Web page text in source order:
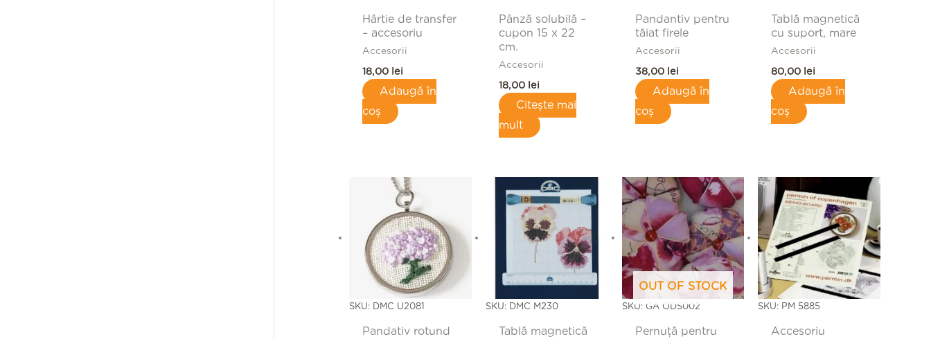
Hârtie de transfer
– accesoriu
Accesorii
18,00 lei
Adaugă în
coș
Pânză solubilă –
cupon 15 x 22
cm.
Accesorii
18,00 lei
Citește mai
mult
Pandantiv pentru
tăiat firele
Accesorii
38,00 lei
Adaugă în
coș
Tablă magnetică
cu suport, mare
Accesorii
80,00 lei
Adaugă în
coș
SKU: DMC U2081
Pandativ rotund
SKU: DMC M230
Tablă magnetică
OUT OF STOCK
SKU: GA ODS002
Pernuță pentru
SKU: PM 5885
Accesoriu